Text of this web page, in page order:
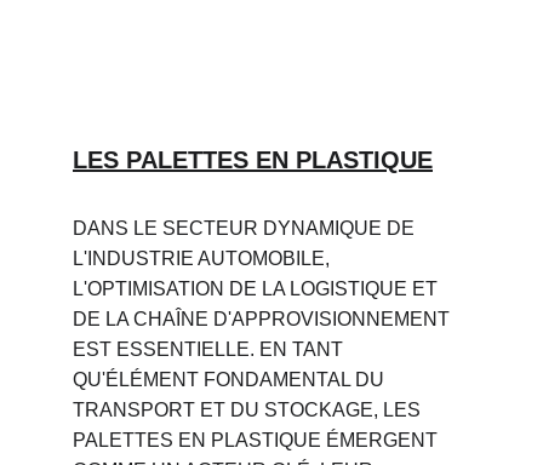
LES PALETTES EN PLASTIQUE
DANS LE SECTEUR DYNAMIQUE DE
L'INDUSTRIE AUTOMOBILE,
L'OPTIMISATION DE LA LOGISTIQUE ET
DE LA CHAÎNE D'APPROVISIONNEMENT
EST ESSENTIELLE. EN TANT
QU'ÉLÉMENT FONDAMENTAL DU
TRANSPORT ET DU STOCKAGE, LES
PALETTES EN PLASTIQUE ÉMERGENT